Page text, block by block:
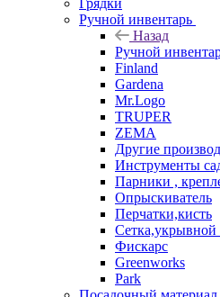
Ручной инвентарь
Назад
Ручной
Finland
Gardena
Mr.Logo
TRUPER
ZEMA
Другие
Инструменты
Парники ,
Опрыскиватель
Перчатки,кисть
Сетка,укрывной
Фискарс
Greenworks
Park